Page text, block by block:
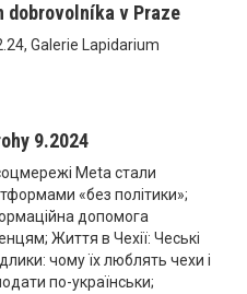
dobrovolníka v Praze
Galerie Lapidarium
9.2024
Meta стали
«без політики»;
допомога
Життя в Чехії: Чеські
чому їх люблять чехи і
по-українськи;